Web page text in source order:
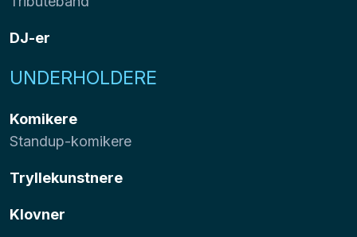
DJ-er
UNDERHOLDERE
Komikere
Standup-komikere
Tryllekunstnere
Klovner